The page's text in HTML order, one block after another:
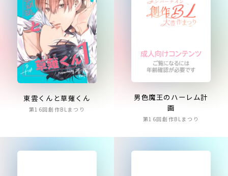
東雲くんと草薙くん
第16回創作BLまつり
男色魔王のハーレム計
画
第16回創作BLまつり